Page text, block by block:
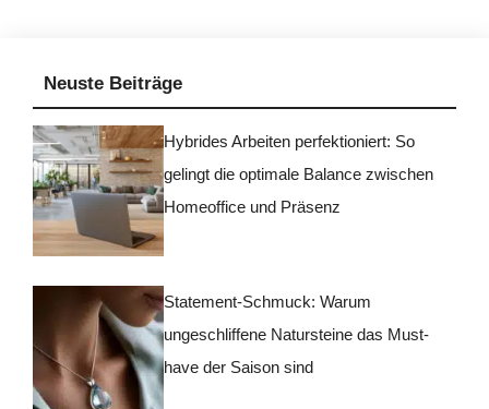
Neuste Beiträge
Hybrides Arbeiten perfektioniert: So
gelingt die optimale Balance zwischen
Homeoffice und Präsenz
Statement-Schmuck: Warum
ungeschliffene Natursteine das Must-
have der Saison sind